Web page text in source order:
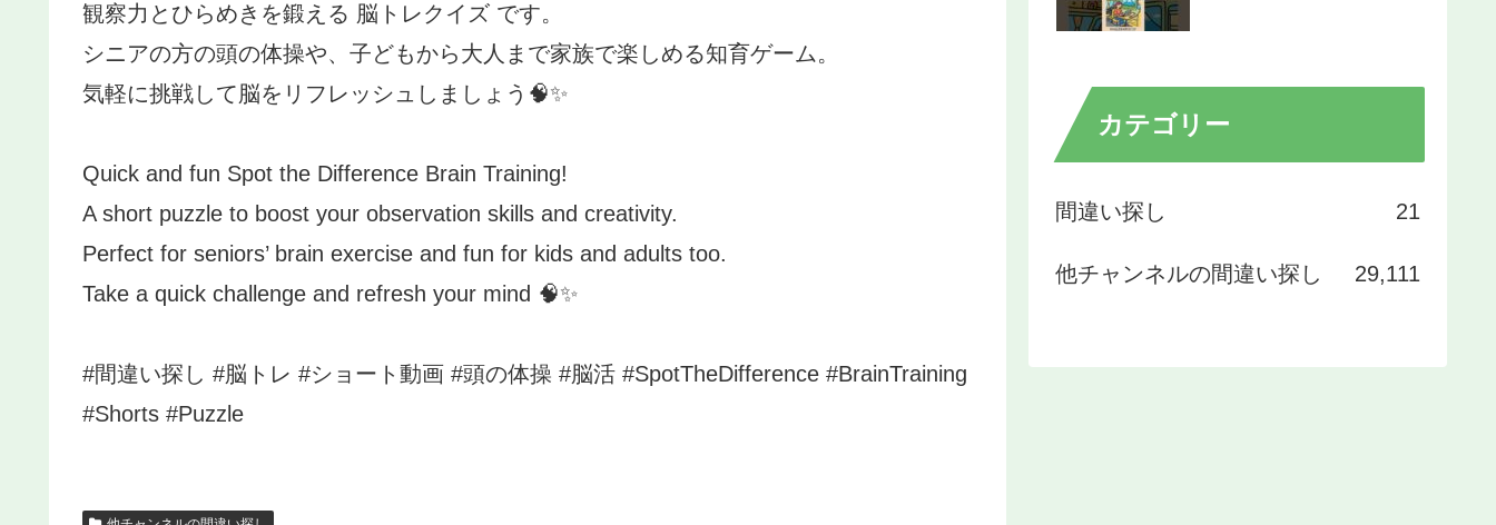
観察力とひらめきを鍛える 脳トレクイズ です。
シニアの方の頭の体操や、子どもから大人まで家族で楽しめる知育ゲーム。
気軽に挑戦して脳をリフレッシュしましょう🧠✨
Quick and fun Spot the Difference Brain Training!
A short puzzle to boost your observation skills and creativity.
Perfect for seniors’ brain exercise and fun for kids and adults too.
Take a quick challenge and refresh your mind 🧠✨
#間違い探し #脳トレ #ショート動画 #頭の体操 #脳活 #SpotTheDifference #BrainTraining
#Shorts #Puzzle
カテゴリー
間違い探し 21
他チャンネルの間違い探し 29,111